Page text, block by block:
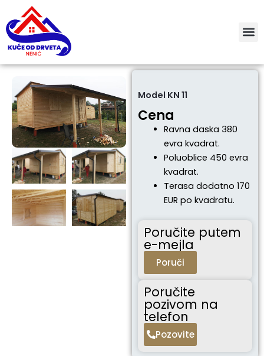
на
садржај
Model KN 11
Cena
Ravna daska 380
evra kvadrat.
Poluoblice 450 evra
kvadrat.
Terasa dodatno 170
EUR po kvadratu.
Poručite putem
e-mejla
Poruči
Poručite
pozivom na
telefon
Pozovite